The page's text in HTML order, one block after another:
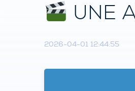
UNE
2026-04-01 12:44:55